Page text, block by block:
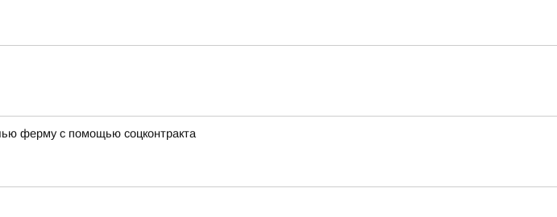
ферму с помощью соцконтракта